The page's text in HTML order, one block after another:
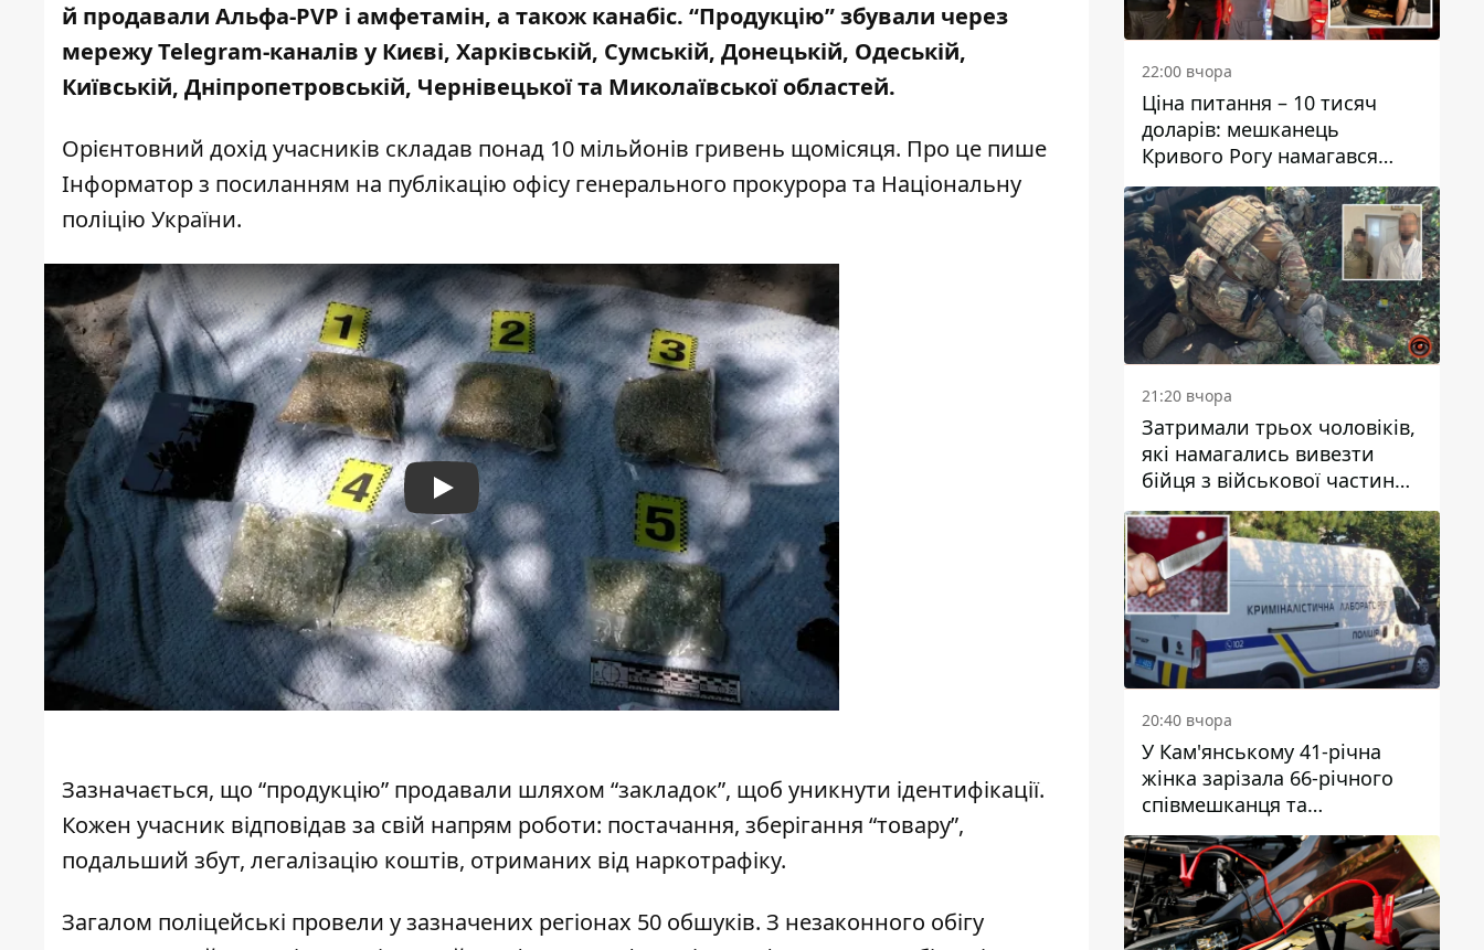
й продавали Альфа-PVP і амфетамін, а також канабіс. “Продукцію” збували через
мережу Telegram-каналів у Києві, Харківській, Сумській, Донецькій, Одеській,
Київській, Дніпропетровській, Чернівецької та Миколаївської областей.
Орієнтовний дохід учасників складав понад 10 мільйонів гривень щомісяця. Про це пише
Інформатор з посиланням на публікацію офісу генерального прокурора та Національну
поліцію України.
Play
Зазначається, що “продукцію” продавали шляхом “закладок”, щоб уникнути ідентифікації.
Кожен учасник відповідав за свій напрям роботи: постачання, зберігання “товару”,
подальший збут, легалізацію коштів, отриманих від наркотрафіку.
Загалом поліцейські провели у зазначених регіонах 50 обшуків. З незаконного обігу
22:00 вчора
Ціна питання – 10 тисяч
доларів: мешканець
Кривого Рогу намагався
переправити чоловіка до
Словаччини
21:20 вчора
Затримали трьох чоловіків,
які намагались вивезти
бійця з військової частини
до Дніпра за 7 тисяч
доларів: серед них був лікар
20:40 вчора
У Кам'янському 41-річна
жінка зарізала 66-річного
співмешканця та
намагалась обманути
поліцейських